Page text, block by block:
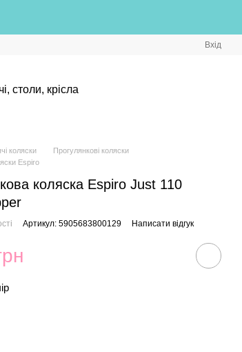
Вхід
столи, крісла
коляски
Прогулянкові коляски
Espiro
коляска Espiro Just 110
Артикул: 5905683800129 Написати відгук